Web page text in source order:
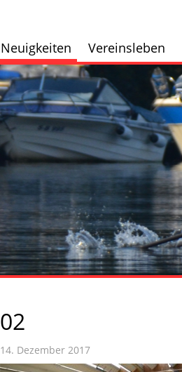
Neuigkeiten Vereinsleben
02
14. Dezember 2017